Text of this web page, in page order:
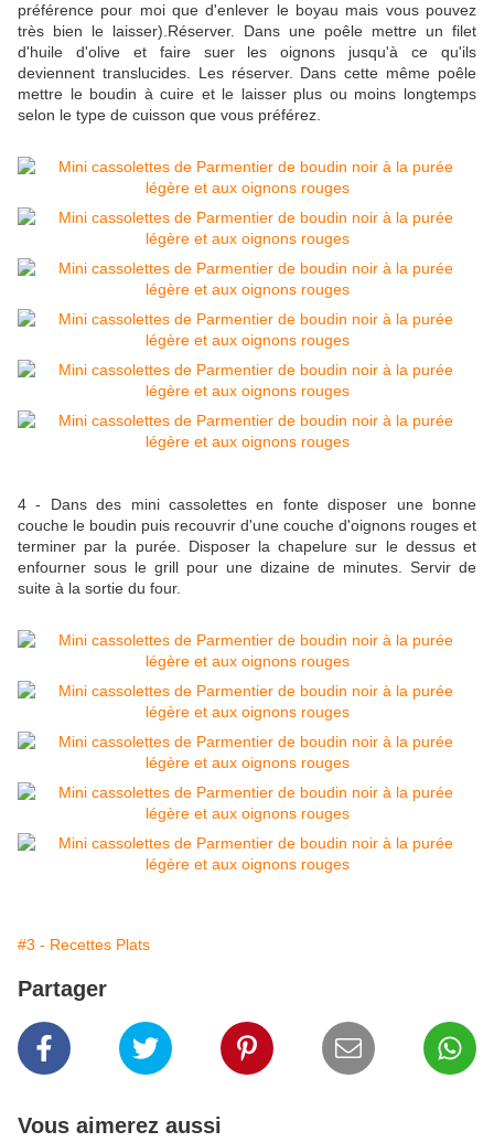
préférence pour moi que d'enlever le boyau mais vous pouvez
très bien le laisser).Réserver. Dans une poêle mettre un filet
d'huile d'olive et faire suer les oignons jusqu'à ce qu'ils
deviennent translucides. Les réserver. Dans cette même poêle
mettre le boudin à cuire et le laisser plus ou moins longtemps
selon le type de cuisson que vous préférez.
4 - Dans des mini cassolettes en fonte disposer une bonne
couche le boudin puis recouvrir d'une couche d'oignons rouges et
terminer par la purée. Disposer la chapelure sur le dessus et
enfourner sous le grill pour une dizaine de minutes. Servir de
suite à la sortie du four.
#3 - Recettes Plats
Partager
Vous aimerez aussi